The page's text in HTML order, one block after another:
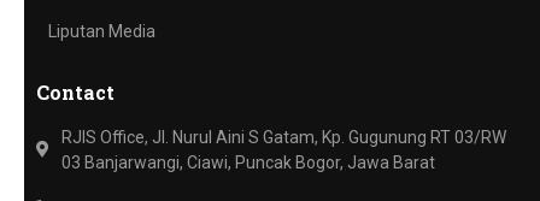
Liputan Media
Contact
RJIS Office, Jl. Nurul Aini S Gatam, Kp. Gugunung RT 03/RW
03 Banjarwangi, Ciawi, Puncak Bogor, Jawa Barat